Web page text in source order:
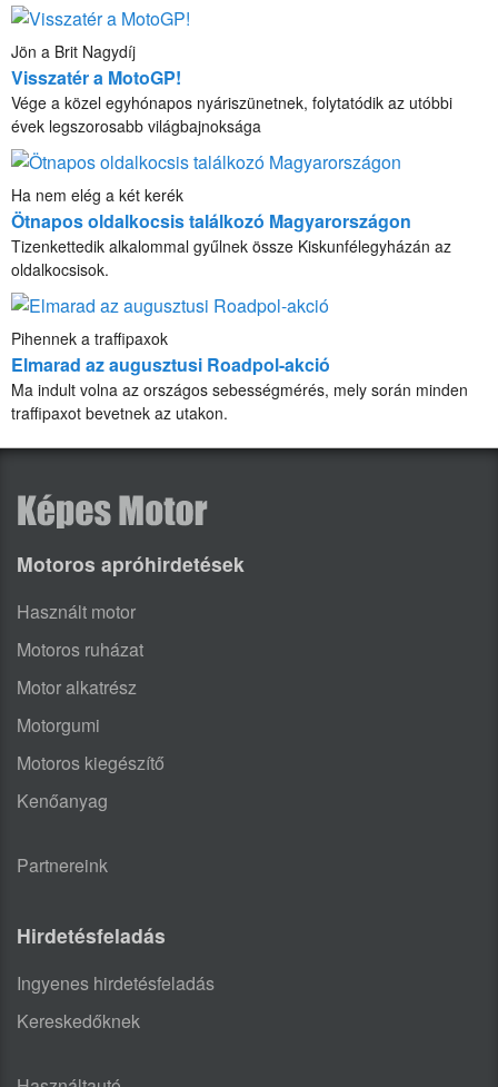
Jön a Brit Nagydíj
Visszatér a MotoGP!
Vége a közel egyhónapos nyáriszünetnek, folytatódik az utóbbi
évek legszorosabb világbajnoksága
Ha nem elég a két kerék
Ötnapos oldalkocsis találkozó Magyarországon
Tizenkettedik alkalommal gyűlnek össze Kiskunfélegyházán az
oldalkocsisok.
Pihennek a traffipaxok
Elmarad az augusztusi Roadpol-akció
Ma indult volna az országos sebességmérés, mely során minden
traffipaxot bevetnek az utakon.
Motoros apróhirdetések
Használt motor
Motoros ruházat
Motor alkatrész
Motorgumi
Motoros kiegészítő
Kenőanyag
Partnereink
Hirdetésfeladás
Ingyenes hirdetésfeladás
Kereskedőknek